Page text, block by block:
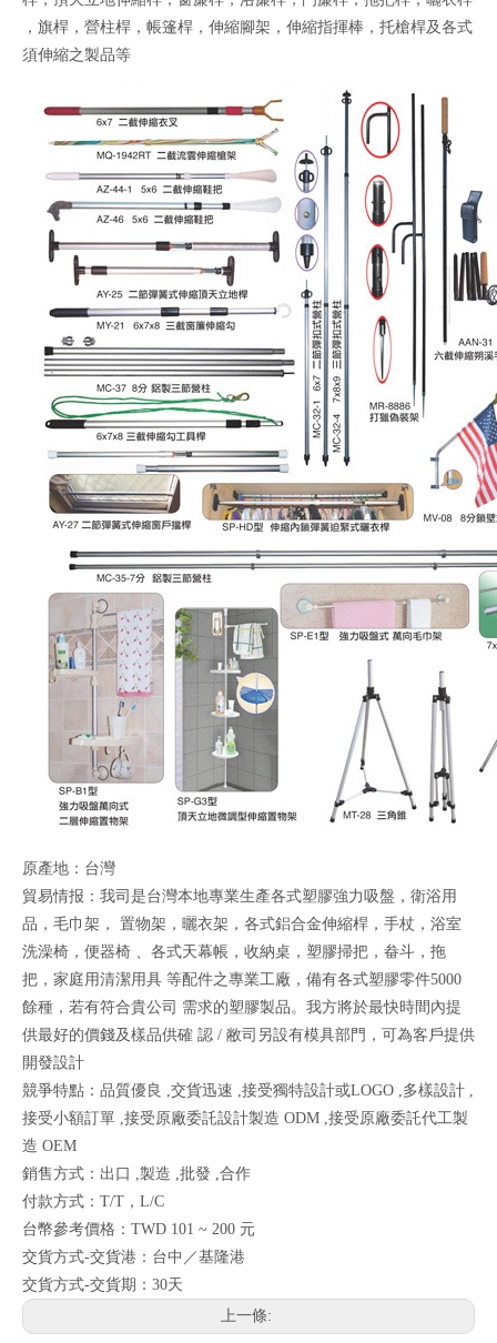
，旗桿，營柱桿，帳篷桿，伸縮腳架，伸縮指揮棒，托槍桿及各式
須伸縮之製品等
原產地：台灣
貿易情报：我司是台灣本地專業生產各式塑膠強力吸盤，衛浴用
品，毛巾架， 置物架，曬衣架，各式鋁合金伸縮桿，手杖，浴室
洗澡椅，便器椅 、各式天幕帳，收納桌，塑膠掃把，畚斗，拖
把，家庭用清潔用具 等配件之專業工廠，備有各式塑膠零件5000
餘種，若有符合貴公司 需求的塑膠製品。我方將於最快時間內提
供最好的價錢及樣品供確 認 / 敝司另設有模具部門，可為客戶提供
開發設計
競爭特點：品質優良 ,交貨迅速 ,接受獨特設計或LOGO ,多樣設計 ,
接受小額訂單 ,接受原廠委託設計製造 ODM ,接受原廠委託代工製
造 OEM
銷售方式：出口 ,製造 ,批發 ,合作
付款方式：T/T，L/C
台幣參考價格：TWD 101 ~ 200 元
交貨方式-交貨港：台中／基隆港
交貨方式-交貨期：30天
上一條: